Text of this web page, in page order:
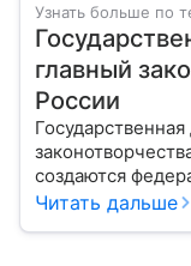
Узнать больше по
главный
России
создаются
жизни каждого
Читать дальше